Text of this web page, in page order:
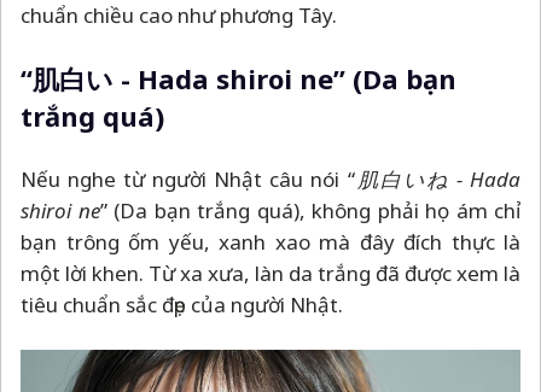
chuẩn chiều cao như phương Tây.
“肌白い - Hada shiroi ne” (Da bạn
trắng quá)
Nếu nghe từ người Nhật câu nói “肌白いね - Hada
shiroi ne” (Da bạn trắng quá), không phải họ ám chỉ
bạn trông ốm yếu, xanh xao mà đây đích thực là
một lời khen. Từ xa xưa, làn da trắng đã được xem là
tiêu chuẩn sắc đẹp của người Nhật.